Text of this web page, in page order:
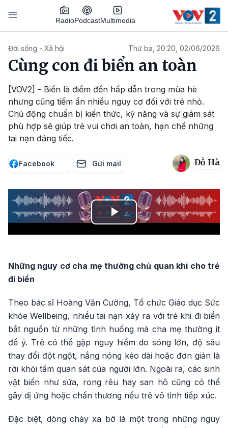
Nhảy đến nội dung
RadioPodcastMultimedia
Đời sống - Xã hội Thứ ba, 20:20, 02/06/2026
Cùng con đi biển an toàn
[VOV2] - Biển là điểm đến hấp dẫn trong mùa hè
nhưng cũng tiềm ẩn nhiều nguy cơ đối với trẻ nhỏ.
Chủ động chuẩn bị kiến thức, kỹ năng và sự giám sát
phù hợp sẽ giúp trẻ vui chơi an toàn, hạn chế những
tai nạn đáng tiếc.
Facebook Gửi mail Đỗ Hà
Play
Những nguy cơ cha mẹ thường chủ quan khi cho trẻ
đi biển
Theo bác sĩ Hoàng Văn Cường, Tổ chức Giáo dục Sức
khỏe Wellbeing, nhiều tai nạn xảy ra với trẻ khi đi biển
bắt nguồn từ những tình huống mà cha mẹ thường ít
để ý. Trẻ có thể gặp nguy hiểm do sóng lớn, độ sâu
thay đổi đột ngột, nắng nóng kéo dài hoặc đơn giản là
rời khỏi tầm quan sát của người lớn. Ngoài ra, các sinh
vật biển như sứa, rong rêu hay san hô cũng có thể
gây dị ứng hoặc chấn thương nếu trẻ vô tình tiếp xúc.
Đặc biệt, dòng chảy xa bờ là một trong những nguy